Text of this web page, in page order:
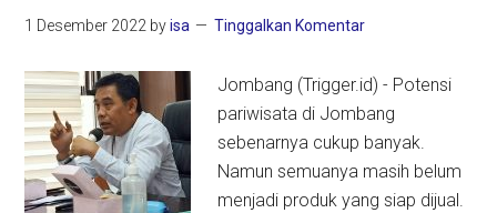
1 Desember 2022 byisa Tinggalkan Komentar
Jombang (Trigger.id) - Potensi
pariwisata di Jombang
sebenarnya cukup banyak.
Namun semuanya masih belum
menjadi produk yang siap dijual.